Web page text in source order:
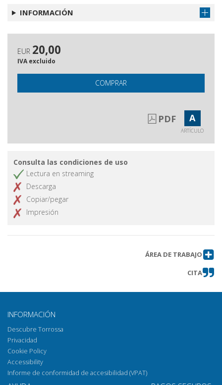
Obtener artículo
INFORMACIÓN
EUR 20,00
IVA excluido
COMPRAR
PDF A
ARTÍCULO
Consulta las condiciones de uso
Lectura en streaming
Descarga
Copiar/pegar
Impresión
ÁREA DE TRABAJO
CITA
INFORMACIÓN
Descubre Torrossa
Privacidad
Cookie Policy
Accessibility
Informe de conformidad de accesibilidad (VPAT)